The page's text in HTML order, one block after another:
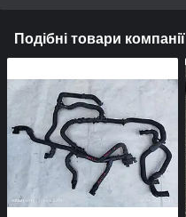
Подібні товари компанії